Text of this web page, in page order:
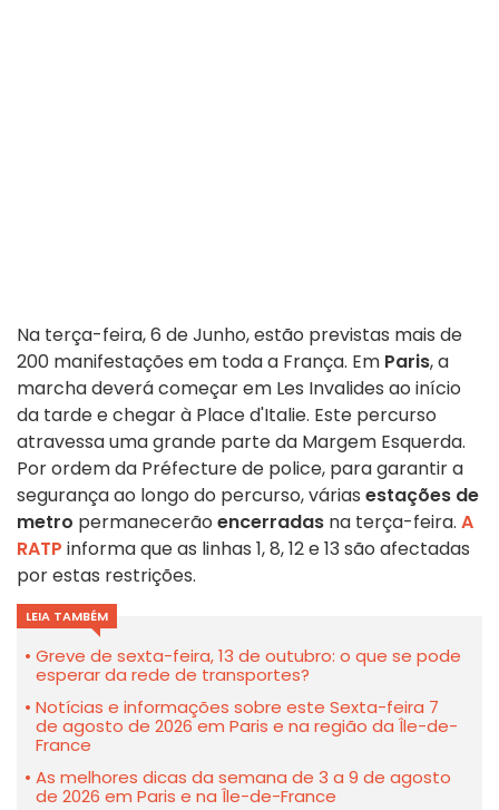
Na terça-feira, 6 de Junho, estão previstas mais de
200 manifestações em toda a França. Em Paris, a
marcha deverá começar em Les Invalides ao início
da tarde e chegar à Place d'Italie. Este percurso
atravessa uma grande parte da Margem Esquerda.
Por ordem da Préfecture de police, para garantir a
segurança ao longo do percurso, várias estações de
metro permanecerão encerradas na terça-feira. A
RATP informa que as linhas 1, 8, 12 e 13 são afectadas
por estas restrições.
LEIA TAMBÉM
Greve de sexta-feira, 13 de outubro: o que se pode
esperar da rede de transportes?
Notícias e informações sobre este Sexta-feira 7
de agosto de 2026 em Paris e na região da Île-de-
France
As melhores dicas da semana de 3 a 9 de agosto
de 2026 em Paris e na Île-de-France